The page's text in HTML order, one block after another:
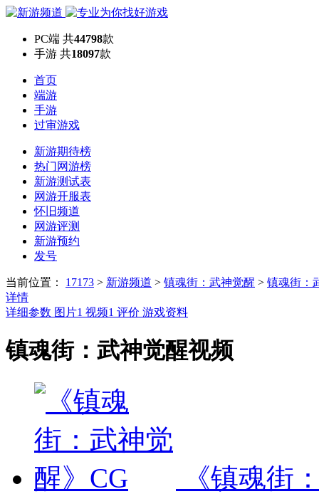
PC端 共44798款
手游 共18097款
首页
端游
手游
过审游戏
新游期待榜
热门网游榜
新游测试表
网游开服表
怀旧频道
网游评测
新游预约
发号
当前位置： 17173 > 新游频道 > 镇魂街：武神觉醒 > 镇魂街：
详情
详细参数 图片1 视频1 评价 游戏资料
镇魂街：武神觉醒视频
《镇魂街